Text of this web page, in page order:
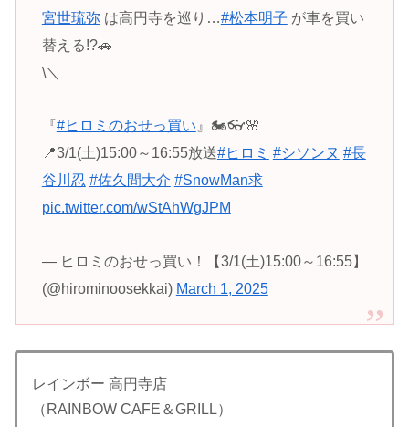
宮世琉弥は⾼円寺を巡り…#松本明子 が⾞を買い
替える!?🚗
\＼
『 #ヒロミのおせっ買い』🏍️👓🌸
📍3/1(土)15:00～16:55放送#ヒロミ #シソンヌ #長
谷川忍 #佐久間大介 #SnowMan求
pic.twitter.com/wStAhWgJPM
— ヒロミのおせっ買い！【3/1(土)15:00～16:55】
(@hirominoosekkai) March 1, 2025
レインボー 高円寺店
（RAINBOW CAFE＆GRILL）